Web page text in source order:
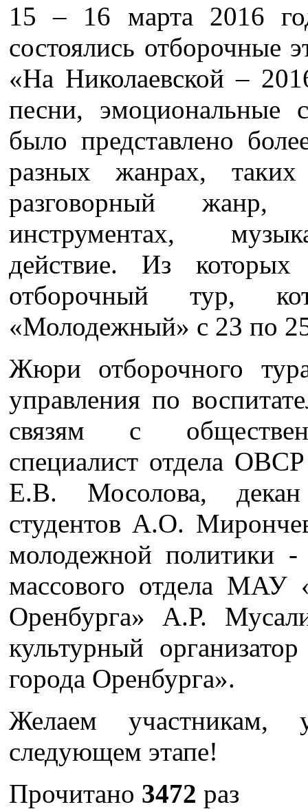
15 – 16 марта 2016
состоялись отборочные
«На Николаевской –
песни, эмоциональные
было представлено
разных жанрах,
разговорный
инструментах,
действие. Из
отборочный тур,
«Молодежный» с 23 по
Жюри отборочного
управления по
связям с
специалист отдела
Е.В. Мосолова, декан
студентов А.О.
молодежной политики -
массового отдела МАУ
Оренбурга» А.Р.
культурный
города Оренбурга».
Желаем участникам,
следующем этапе!
Прочитано 3472 раз